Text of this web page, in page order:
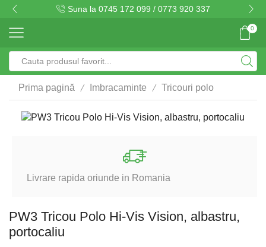
Suna la 0745 172 099 / 0773 920 337
0
input
Prima pagină / Imbracaminte / Tricouri polo
Livrare rapida oriunde in Romania
PW3 Tricou Polo Hi-Vis Vision, albastru,
portocaliu